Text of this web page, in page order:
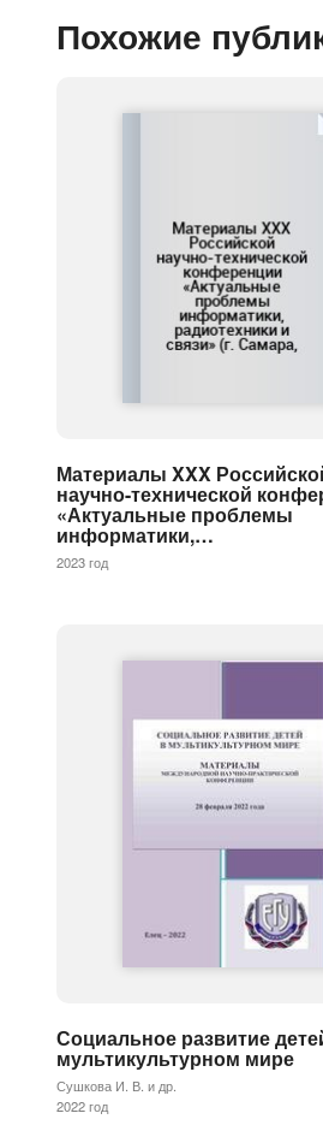
Похожие
Материалы XXX
научно-технической
«Актуальные проблемы
информатики,…
2023 год
Социальное развитие
мультикультурном мире
Сушкова И. В. и др.
2022 год